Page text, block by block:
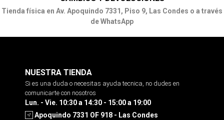
Tienda física en Av. Apoquindo 7331, Piso 9, Las Condes o a través
de WhatsApp
NUESTRA TIENDA
Si es una duda o necesitas ayuda tecnica, no dudes en
comunicarte con nosotros
Lun. - Vie. 10:30 a 14:30 - 15:00 a 19:00
Apoquindo 7331 OF 918 - Las Condes